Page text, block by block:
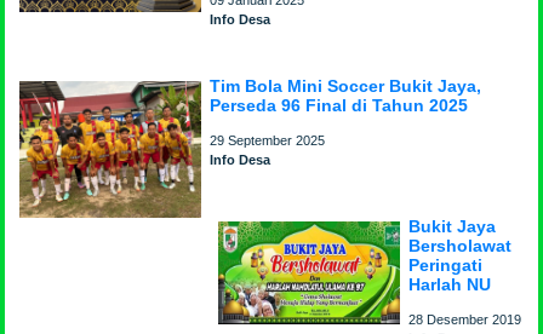
Info Desa
Tim Bola Mini Soccer Bukit Jaya,
Perseda 96 Final di Tahun 2025
29 September 2025
Info Desa
Bukit Jaya
Bersholawat
Peringati
Harlah NU
28 Desember 2019